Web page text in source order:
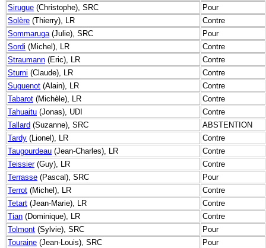
Sirugue (Christophe), SRC
Pour
Solère (Thierry), LR
Contre
Sommaruga(Julie), SRC
Pour
Sordi (Michel), LR
Contre
Straumann (Eric), LR
Contre
Sturni (Claude), LR
Contre
Suguenot (Alain), LR
Contre
Tabarot (Michèle), LR
Contre
Tahuaitu (Jonas), UDI
Contre
Tallard (Suzanne), SRC
ABSTENTION
Tardy (Lionel), LR
Contre
Taugourdeau (Jean-Charles), LR
Contre
Teissier(Guy), LR
Contre
Terrasse (Pascal), SRC
Pour
Terrot (Michel), LR
Contre
Tetart (Jean-Marie), LR
Contre
Tian (Dominique), LR
Contre
Tolmont (Sylvie), SRC
Pour
Touraine (Jean-Louis), SRC
Pour